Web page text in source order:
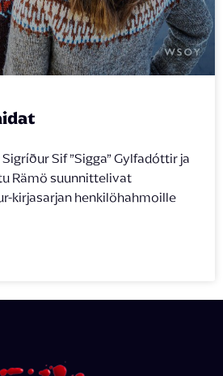
Sif ”Sigga” Gylfadóttir ja
Rämö suunnittelivat
kirjasarjan henkilöhahmoille